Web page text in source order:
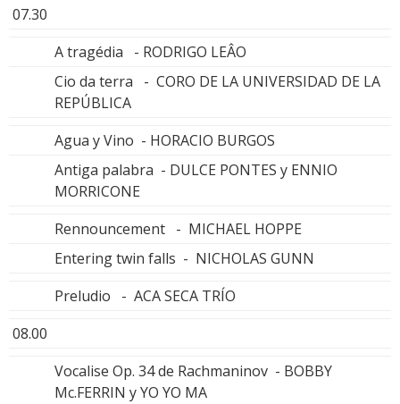
07.30
A tragédia - RODRIGO LEÂO
Cio da terra - CORO DE LA UNIVERSIDAD DE LA
REPÚBLICA
Agua y Vino - HORACIO BURGOS
Antiga palabra - DULCE PONTES y ENNIO
MORRICONE
Rennouncement - MICHAEL HOPPE
Entering twin falls - NICHOLAS GUNN
Preludio - ACA SECA TRÍO
08.00
Vocalise Op. 34 de Rachmaninov - BOBBY
Mc.FERRIN y YO YO MA